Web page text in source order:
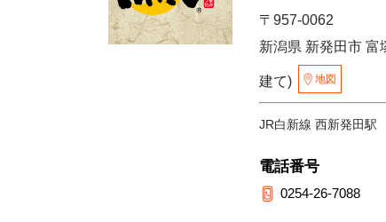
〒957-0062
新潟県 新発田市
建て) 地図
JR白新線 西新発田駅
電話番号
0254-26-7088